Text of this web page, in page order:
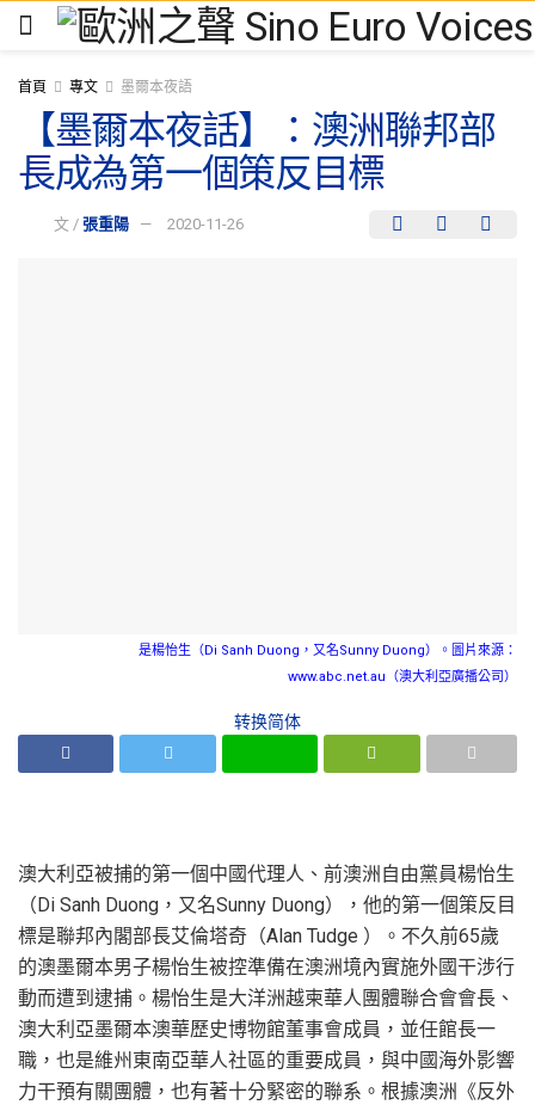
首頁 專文 墨爾本夜語
【墨爾本夜話】：澳洲聯邦部
長成為第一個策反目標
文 / 張重陽 2020-11-26
是楊怡生（Di Sanh Duong，又名Sunny Duong）。圖片來源：
www.abc.net.au（澳大利亞廣播公司）
转换简体
澳大利亞被捕的第一個中國代理人、前澳洲自由黨員楊怡生
（Di Sanh Duong，又名Sunny Duong），他的第一個策反目
標是聯邦內閣部長艾倫塔奇（Alan Tudge ）。不久前65歲
的澳墨爾本男子楊怡生被控準備在澳洲境內實施外國干涉行
動而遭到逮捕。楊怡生是大洋洲越柬華人團體聯合會會長、
澳大利亞墨爾本澳華歷史博物館董事會成員，並任館長一
職，也是維州東南亞華人社區的重要成員，與中國海外影響
力干預有關團體，也有著十分緊密的聯系。根據澳洲《反外